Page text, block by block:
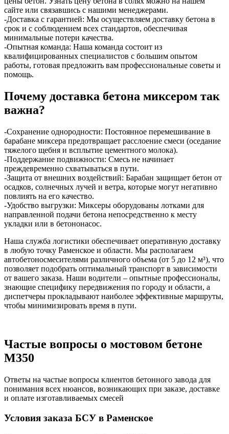
сайте или связавшись с нашими менеджерами.
-Доставка с гарантией: Мы осуществляем доставку бетона в
срок и с соблюдением всех стандартов, обеспечивая
минимальные потери качества.
-Опытная команда: Наша команда состоит из
квалифицированных специалистов с большим опытом
работы, готовая предложить вам профессиональные советы и
помощь.
Почему доставка бетона миксером так
важна?
-Сохранение однородности: Постоянное перемешивание в
барабане миксера предотвращает расслоение смеси (оседание
тяжелого щебня и всплытие цементного молока).
-Поддержание подвижности: Смесь не начинает
преждевременно схватываться в пути.
-Защита от внешних воздействий: Барабан защищает бетон от
осадков, солнечных лучей и ветра, которые могут негативно
повлиять на его качество.
-Удобство выгрузки: Миксеры оборудованы лотками для
направленной подачи бетона непосредственно к месту
укладки или в бетононасос.
Наша служба логистики обеспечивает оперативную доставку
в любую точку Раменское и области. Мы располагаем
автобетоносмесителями различного объема (от 5 до 12 м³), что
позволяет подобрать оптимальный транспорт в зависимости
от вашего заказа. Наши водители – опытные профессионалы,
знающие специфику передвижения по городу и области, а
диспетчеры прокладывают наиболее эффективные маршруты,
чтобы минимизировать время в пути.
Частые вопросы о мостовом бетоне
М350
Ответы на частые вопросы клиентов бетонного завода для
понимания всех нюансов, возникающих при заказе, доставке
и оплате изготавливаемых смесей
Условия заказа БСУ в Раменское